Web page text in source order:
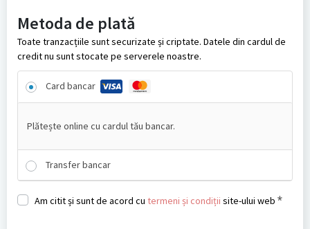
Metoda de plată
Toate tranzacțiile sunt securizate și criptate. Datele din cardul de
credit nu sunt stocate pe serverele noastre.
Card bancar
Plătește online cu cardul tău bancar.
Transfer bancar
Am citit și sunt de acord cu termeni și condiții site-ului web *